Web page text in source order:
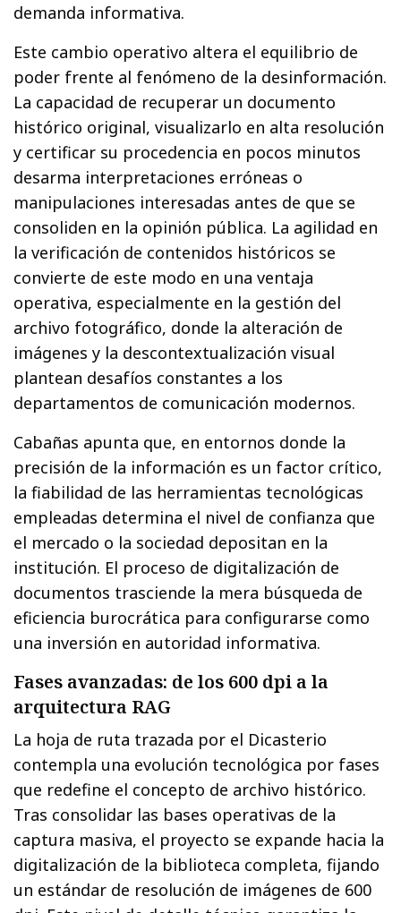
demanda informativa.
Este cambio operativo altera el equilibrio de
poder frente al fenómeno de la desinformación.
La capacidad de recuperar un documento
histórico original, visualizarlo en alta resolución
y certificar su procedencia en pocos minutos
desarma interpretaciones erróneas o
manipulaciones interesadas antes de que se
consoliden en la opinión pública. La agilidad en
la verificación de contenidos históricos se
convierte de este modo en una ventaja
operativa, especialmente en la gestión del
archivo fotográfico, donde la alteración de
imágenes y la descontextualización visual
plantean desafíos constantes a los
departamentos de comunicación modernos.
Cabañas apunta que, en entornos donde la
precisión de la información es un factor crítico,
la fiabilidad de las herramientas tecnológicas
empleadas determina el nivel de confianza que
el mercado o la sociedad depositan en la
institución. El proceso de digitalización de
documentos trasciende la mera búsqueda de
eficiencia burocrática para configurarse como
una inversión en autoridad informativa.
Fases avanzadas: de los 600 dpi a la
arquitectura RAG
La hoja de ruta trazada por el Dicasterio
contempla una evolución tecnológica por fases
que redefine el concepto de archivo histórico.
Tras consolidar las bases operativas de la
captura masiva, el proyecto se expande hacia la
digitalización de la biblioteca completa, fijando
un estándar de resolución de imágenes de 600